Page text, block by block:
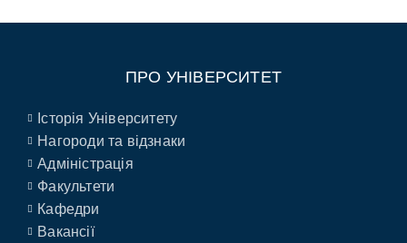
ПРО УНІВЕРСИТЕТ
Історія Університету
Нагороди та відзнаки
Адміністрація
Факультети
Кафедри
Вакансії